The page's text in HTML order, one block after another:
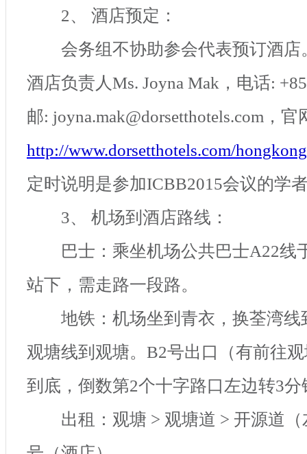
2、 酒店预定：
会务组不协助参会代表预订酒店
酒店负责人Ms. Joyna Mak ，电话:
邮: joyna.mak@dorsetthotels.com ，
http://www.dorsetthotels.com/
定时说明是参加ICBB2015会议的学
3、 机场到酒店路线：
巴士：乘坐机场公共巴士A22线
站下，需走路一段路。
地铁：机场坐到青衣，换荃湾线
观塘线到观塘。 B2号出口（有前往
到底，倒数第2个十字路口左边转3分
出租：观塘 > 观塘道 > 开源道（